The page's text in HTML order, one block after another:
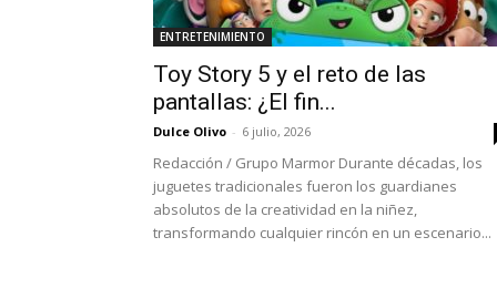
ENTRETENIMIENTO
Toy Story 5 y el reto de las
pantallas: ¿El fin...
Dulce Olivo - 6 julio, 2026
Redacción / Grupo Marmor Durante décadas, los
juguetes tradicionales fueron los guardianes
absolutos de la creatividad en la niñez,
transformando cualquier rincón en un escenario...